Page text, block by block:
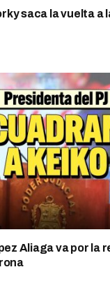
saca la vuelta a
Aliaga va por la